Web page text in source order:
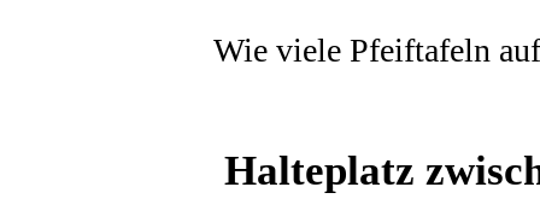
Wie viele Pfeiftafeln
Halteplatz